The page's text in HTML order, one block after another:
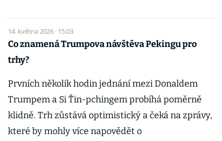
14. května 2026 · 15:03
Co znamená Trumpova návštěva Pekingu pro
trhy?
Prvních několik hodin jednání mezi Donaldem
Trumpem a Si Ťin-pchingem probíhá poměrně
klidně. Trh zůstává optimistický a čeká na zprávy,
které by mohly více napovědět o